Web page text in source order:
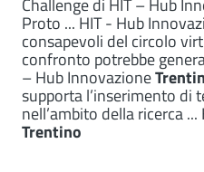
Proto ... HIT - Hub
consapevoli del circolo
confronto potrebbe
– Hub Innovazione
supporta l’inserimento di
nell’ambito della ricerca
Trentino